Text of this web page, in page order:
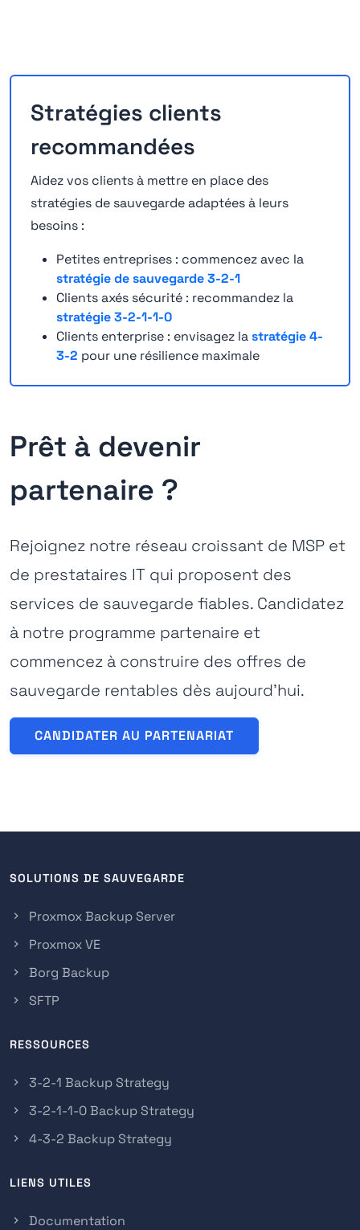
Stratégies clients
recommandées
Aidez vos clients à mettre en place des
stratégies de sauvegarde adaptées à leurs
besoins :
Petites entreprises : commencez avec la
stratégie de sauvegarde 3-2-1
Clients axés sécurité : recommandez la
stratégie 3-2-1-1-0
Clients enterprise : envisagez lastratégie 4-
3-2 pour une résilience maximale
Prêt à devenir
partenaire ?
Rejoignez notre réseau croissant de MSP et
de prestataires IT qui proposent des
services de sauvegarde fiables. Candidatez
à notre programme partenaire et
commencez à construire des offres de
sauvegarde rentables dès aujourd'hui.
CANDIDATER AU PARTENARIAT
SOLUTIONS DE SAUVEGARDE
Proxmox Backup Server
Proxmox VE
Borg Backup
SFTP
RESSOURCES
3-2-1 Backup Strategy
3-2-1-1-0 Backup Strategy
4-3-2 Backup Strategy
LIENS UTILES
Documentation